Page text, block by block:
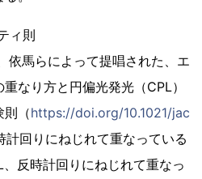
ィ則
依馬らによって提唱された、エ
なり方と円偏光発光（CPL）
則（https://doi.org/10.1021/jac
計回りにねじれて重なっている
反時計回りにねじれて重なっ